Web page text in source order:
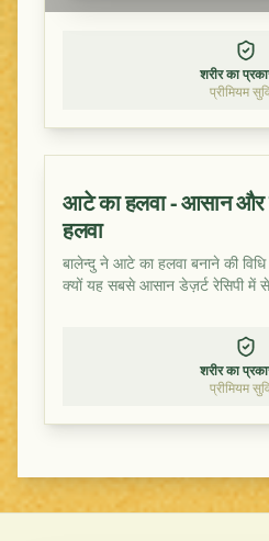
शरीर का
प्रीमियम
आटे का हलवा - आसान और
हलवा
बालेन्दु ने आटे का हलवा बनाने की
क्यों यह सबसे आसान डेज़र्ट रेसिपी में
शरीर का
प्रीमियम